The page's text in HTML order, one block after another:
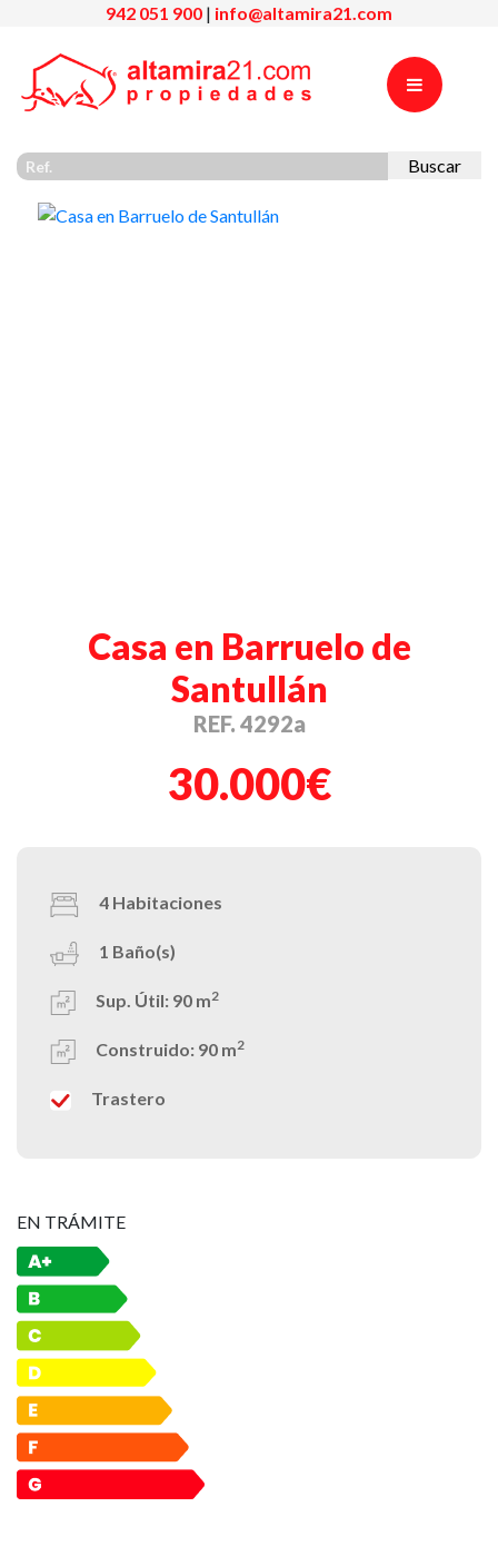
942 051 900 | info@altamira21.com
Buscar
Casa en Barruelo de
Santullán
REF. 4292a
30.000€
4 Habitaciones
1 Baño(s)
Sup. Útil: 90 m2
Construido: 90 m2
Trastero
EN TRÁMITE